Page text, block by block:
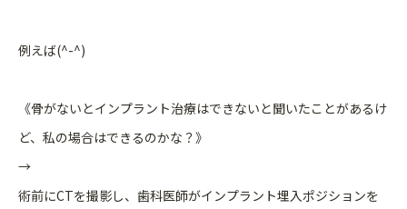
例えば(^-^)
《骨がないとインプラント治療はできないと聞いたことがあるけ
ど、私の場合はできるのかな？》
→
術前にCTを撮影し、歯科医師がインプラント埋入ポジションを